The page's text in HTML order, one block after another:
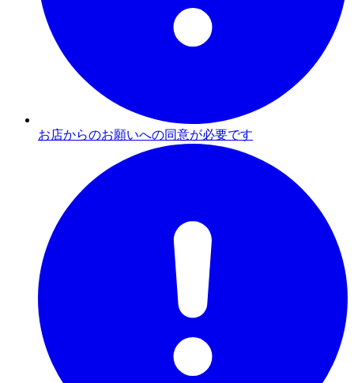
お店からのお願いへの同意が必要です